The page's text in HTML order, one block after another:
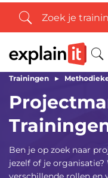
Trainingen ▸
Ben je op zoek naar
jezelf of je